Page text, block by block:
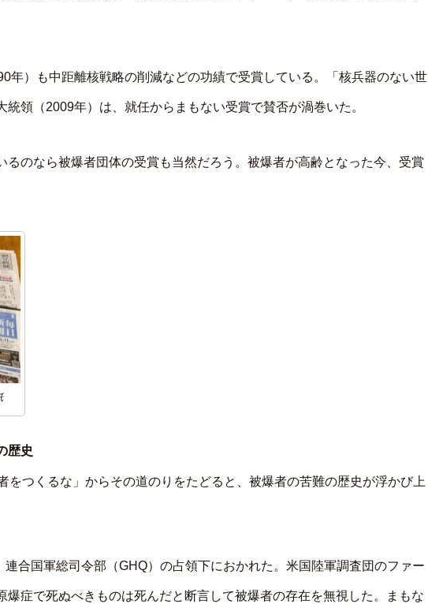
年）も中距離核戦略の削減などの功績で受賞している。「核兵器のない世
領（2009年）は、就任からまもない受賞で賛否が渦巻いた。
るのなら被爆者団体の受賞も当然だろう。被爆者が高齢となった今、受賞
歴史
をつくるな」からその道のりをたどると、被爆者の苦難の歴史が浮かび上
合国軍総司令部（GHQ）の占領下におかれた。米国陸軍調査団のファー
爆症で死ぬべきものは死んだと断言して被爆者の存在を無視した。まもな